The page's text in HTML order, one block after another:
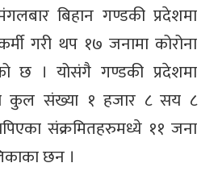
बिहान गण्डकी प्रदेशमा
गरी थप १७ जनामा कोरोना
छ । योसंगै गण्डकी प्रदेशमा
कुल संख्या १ हजार ८ सय ८
संक्रमितहरुमध्ये ११ जना
छन ।